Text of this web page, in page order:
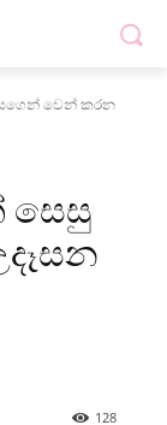
වෙන් කරන
සෙසු
128